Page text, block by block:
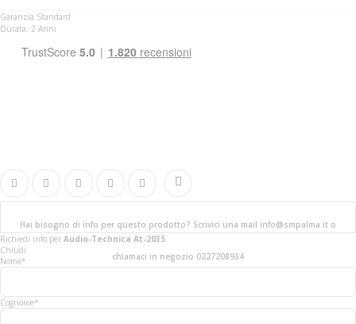
Garanzia Standard
Durata: 2 Anni
Hai bisogno di info per questo prodotto? Scrivici una mail info@smpalma.it o
chiamaci in negozio 0227208934
Richiedi info per Audio-Technica At-2035
Chiudi
Nome*
Cognome*